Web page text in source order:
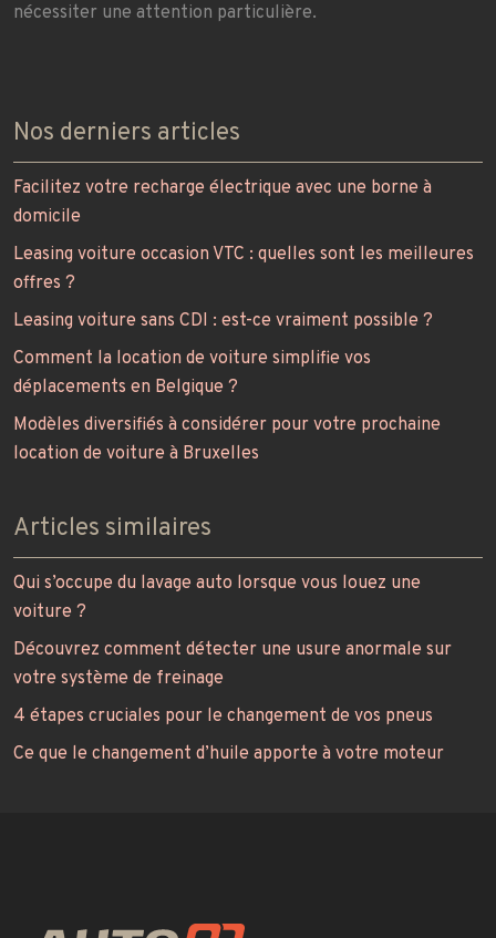
nécessiter une attention particulière.
Nos derniers articles
Facilitez votre recharge électrique avec une borne à
domicile
Leasing voiture occasion VTC : quelles sont les meilleures
offres ?
Leasing voiture sans CDI : est-ce vraiment possible ?
Comment la location de voiture simplifie vos
déplacements en Belgique ?
Modèles diversifiés à considérer pour votre prochaine
location de voiture à Bruxelles
Articles similaires
Qui s’occupe du lavage auto lorsque vous louez une
voiture ?
Découvrez comment détecter une usure anormale sur
votre système de freinage
4 étapes cruciales pour le changement de vos pneus
Ce que le changement d’huile apporte à votre moteur